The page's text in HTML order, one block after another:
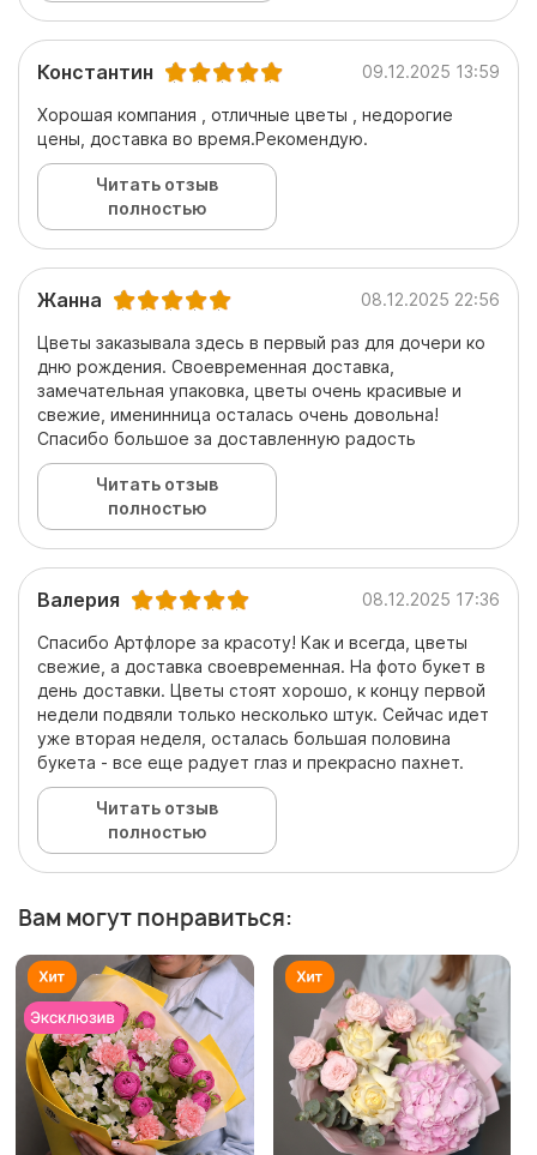
Константин 09.12.2025 13:59
Хорошая компания , отличные цветы , недорогие
цены, доставка во время.Рекомендую.
Читать отзыв
полностью
Жанна 08.12.2025 22:56
Цветы заказывала здесь в первый раз для дочери ко
дню рождения. Своевременная доставка,
замечательная упаковка, цветы очень красивые и
свежие, именинница осталась очень довольна!
Спасибо большое за доставленную радость
Читать отзыв
полностью
Валерия 08.12.2025 17:36
Спасибо Артфлоре за красоту! Как и всегда, цветы
свежие, а доставка своевременная. На фото букет в
день доставки. Цветы стоят хорошо, к концу первой
недели подвяли только несколько штук. Сейчас идет
уже вторая неделя, осталась большая половина
букета - все еще радует глаз и прекрасно пахнет.
Читать отзыв
полностью
Вам могут понравиться: